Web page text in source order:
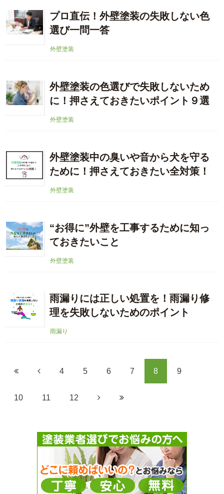
プロ直伝！外壁塗装の失敗しない色
選び一問一答
外壁塗装
外壁塗装の色選びで失敗しないため
に！押さえておきたいポイント９選
外壁塗装
外壁塗装中の臭いや音から犬を守る
ために！押さえておきたい全対策！
外壁塗装
“お得に”外壁を工事するために知っ
ておきたいこと
外壁塗装
雨漏りには正しい処置を！雨漏り修
理を失敗しないためのポイント
雨漏り
4 5 6 7 8 9
10 11 12